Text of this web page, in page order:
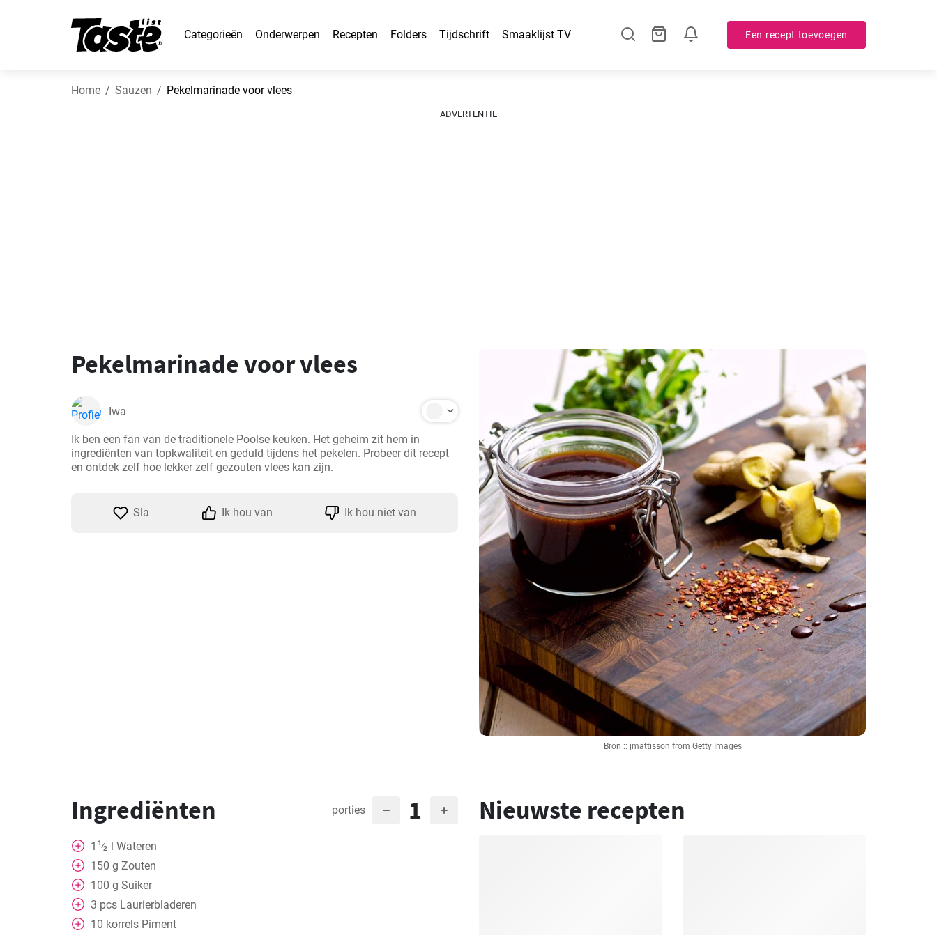
Categorieën Onderwerpen Recepten Folders Tijdschrift Smaaklijst TV Een recept toevoegen
Home Sauzen Pekelmarinade voor vlees
ADVERTENTIE
Bron :: jmattisson from Getty Images
Pekelmarinade voor vlees
Iwa
Ik ben een fan van de traditionele Poolse keuken. Het geheim zit hem in
ingrediënten van topkwaliteit en geduld tijdens het pekelen. Probeer dit recept
en ontdek zelf hoe lekker zelf gezouten vlees kan zijn.
Sla Ik hou van Ik hou niet van
Ingrediënten porties 1
1 1⁄2 l Wateren
150 g Zouten
100 g Suiker
3 pcs Laurierbladeren
10 korrels Piment
Nieuwste recepten